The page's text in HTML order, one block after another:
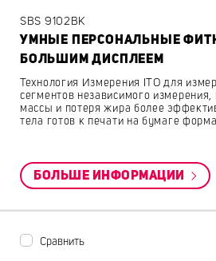
SBS 9102BK
УМНЫЕ ПЕРСОНАЛЬНЫЕ
БОЛЬШИМ ДИСПЛЕЕМ
Технология Измерения ITO для
сегментов независимого
массы и потеря жира более
тела готов к печати на бумаге
БОЛЬШЕ ИНФОРМАЦИИ
Сравнить